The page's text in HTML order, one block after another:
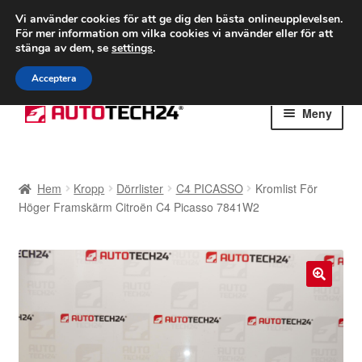
FRAKT från 75 kr
Världsomspännande frakt
Ring 766 924 713
Hoppa
till
Hoppa
till
Meny
Betalningar
Kolla upp
Hem Kropp Dörrlister C4 PICASSO
Kromlist För
Höger Framskärm Citroën C4 Picasso 7841W2
Vi använder cookies för att ge dig den bästa onlineupplevelsen.
För mer information om vilka cookies vi använder eller för att
stänga av dem, se settings.
Acceptera